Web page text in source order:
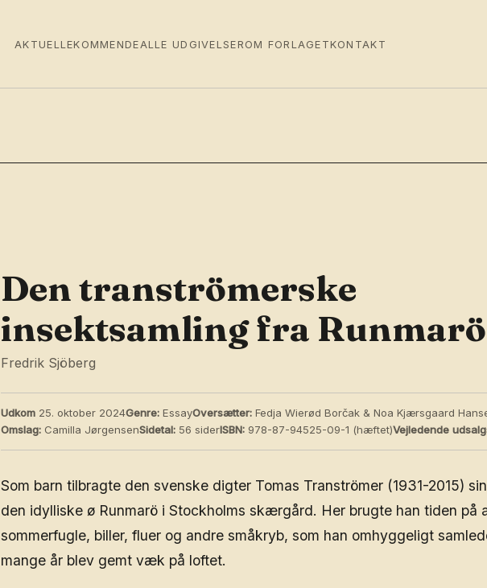
AKTUELLEKOMMENDEALLE UDGIVELSER OM FORLAGET KONTAKT
Den tranströmerske
insektsamling fra Runmarö
Fredrik Sjöberg
Udkom 25. oktober 2024Genre: EssayOversætter: Fedja Wierød Borčak & Noa Kjærsgaard
Omslag: Camilla JørgensenSidetal: 56 siderISBN: 978-87-94525-09-1 (hæftet)Vejledende
Som barn tilbragte den svenske digter Tomas Tranströmer (1931-2015)
den idylliske ø Runmarö i Stockholms skærgård. Her brugte han tiden på
sommerfugle, biller, fluer og andre småkryb, som han omhyggeligt
mange år blev gemt væk på loftet.